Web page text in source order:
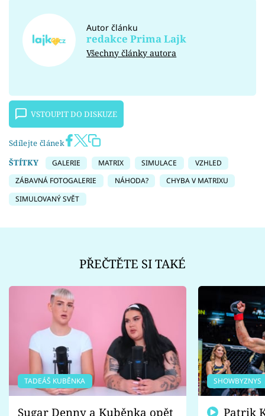
Autor článku
redakce Prima Lajk
Všechny články autora
VSTOUPIT DO DISKUZE
Sdílejte článek
ŠTÍTKY
GALERIE MATRIX SIMULACE
VZHLED
ZÁBAVNÁ FOTOGALERIE
NÁHODA?
CHYBA V MATRIXU
SIMULOVANÝ SVĚT
PŘEČTĚTE SI TAKÉ
TADEÁŠ KUBĚNKA
Sugar Denny a Kuběnka opět
SHOWBYZNYS